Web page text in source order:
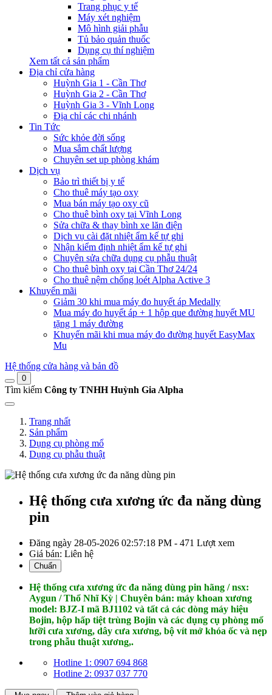
Trang phục y tế
Máy xét nghiệm
Mô hình giải phẫu
Tủ bảo quản thuốc
Dụng cụ thí nghiệm
Xem tất cả sản phẩm
Địa chỉ cửa hàng
Huỳnh Gia 1 - Cần Thơ
Huỳnh Gia 2 - Cần Thơ
Huỳnh Gia 3 - Vĩnh Long
Địa chỉ các chi nhánh
Tin Tức
Sức khỏe đời sống
Mua sắm chất lượng
Chuyên set up phòng khám
Dịch vụ
Bảo trì thiết bị y tế
Cho thuê máy tạo oxy
Mua bán máy tạo oxy cũ
Cho thuê bình oxy tại Vĩnh Long
Sửa chữa & thay bình xe lăn điện
Dịch vụ cài đặt nhiệt ẩm kế tự ghi
Nhận kiểm định nhiệt ẩm kế tự ghi
Chuyên sửa chữa dụng cụ phẫu thuật
Cho thuê bình oxy tại Cần Thơ 24/24
Cho thuê nệm chống loét Alpha Active 3
Khuyến mãi
Giảm 30 khi mua máy đo huyết áp Medally
Mua máy đo huyết áp + 1 hộp que đường huyết MU
tặng 1 máy đường
Khuyến mãi khi mua máy đo đường huyết EasyMax
Mu
Hệ thống cửa hàng và bản đồ
0
Tìm kiếm Công ty TNHH Huỳnh Gia Alpha
Trang nhất
Sản phẩm
Dụng cụ phòng mổ
Dụng cụ phẫu thuật
Hệ thống cưa xương ức đa năng dùng
pin
Đăng ngày 28-05-2026 02:57:18 PM - 471 Lượt xem
Giá bán: Liên hệ
Chuẩn
Hệ thống cưa xương ức đa năng dùng pin hãng / nsx:
Aygun / Thổ Nhĩ Kỳ | Chuyên bán: máy khoan xương
model: BJZ-I mã BJ1102 và tất cả các dòng máy hiệu
Bojin, hộp hấp tiệt trùng Bojin và các dụng cụ phòng mổ
lưỡi cưa xương, dây cưa xương, bộ vít mở khóa ốc và nẹp
trong phẫu thuật xương,.
Hotline 1: 0907 694 868
Hotline 2: 0937 037 770